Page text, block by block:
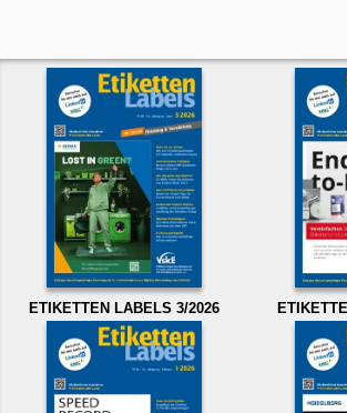
ETIKETTEN LABELS 3/2026